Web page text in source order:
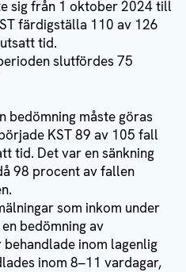
sig från 1 oktober 2024 till
färdigställa 110 av 126
tid.
slutfördes 75
bedömning måste göras
KST 89 av 105 fall
tid. Det var en sänkning
98 procent av fallen
som inkom under
bedömning av
inom lagenlig
inom 8–11 vardagar,